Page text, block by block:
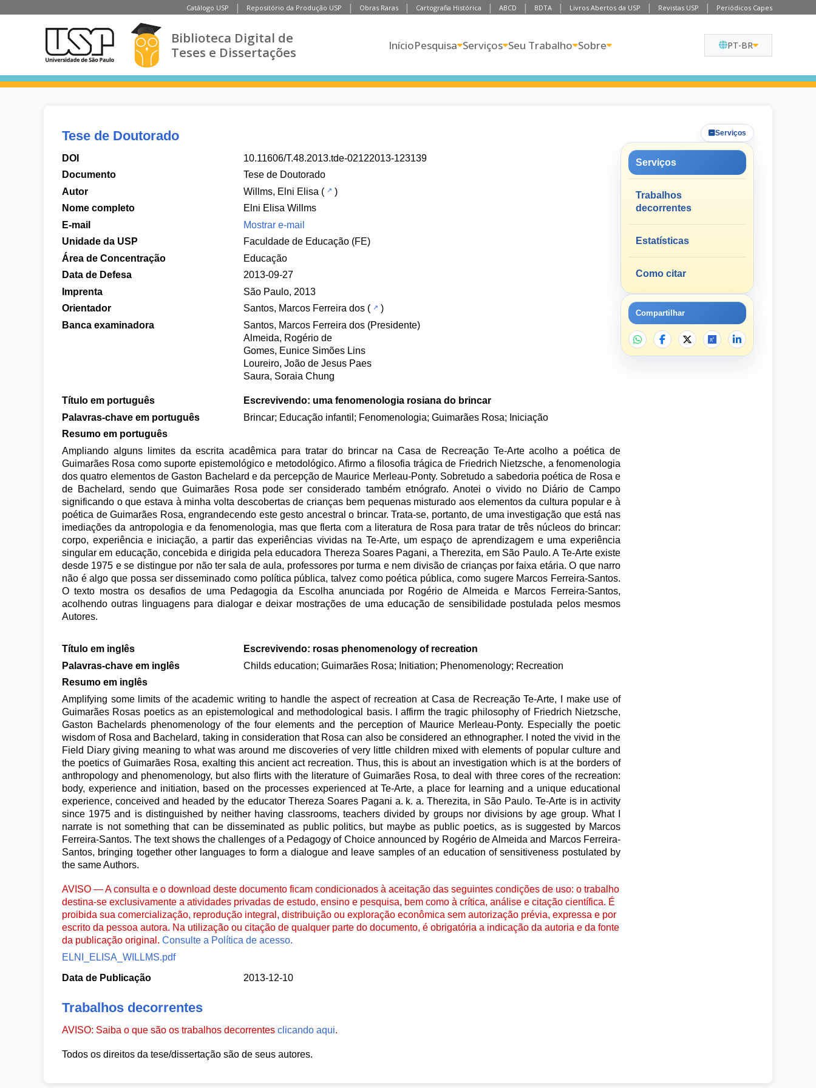
Catálogo USP Repositório da Produção USP Obras Raras Cartografia Histórica ABCD BDTA Livros Abertos da USP Revistas USP Periódicos Capes
Biblioteca Digital de
Teses e Dissertações
InícioPesquisa Serviços Seu Trabalho Sobre PT-BR
Tese de Doutorado
DOI
10.11606/T.48.2013.tde-02122013-123139
Documento
Tese de Doutorado
Autor
Willms, Elni Elisa (
)
Nome completo
Elni Elisa Willms
E-mail
Mostrar e-mail
Unidade da USP
Faculdade de Educação (FE)
Área de Concentração
Educação
Data de Defesa
2013-09-27
Imprenta
São Paulo, 2013
Orientador
Santos, Marcos Ferreira dos (
)
Banca examinadora
Santos, Marcos Ferreira dos (Presidente)
Almeida, Rogério de
Gomes, Eunice Simões Lins
Loureiro, João de Jesus Paes
Saura, Soraia Chung
Título em português
Escrevivendo: uma fenomenologia rosiana do brincar
Palavras-chave em português
Brincar; Educação infantil; Fenomenologia; Guimarães Rosa; Iniciação
Resumo em português
Ampliando alguns limites da escrita acadêmica para tratar do brincar na Casa de Recreação Te-Arte acolho a poética de
Guimarães Rosa como suporte epistemológico e metodológico. Afirmo a filosofia trágica de Friedrich Nietzsche, a fenomenologia
dos quatro elementos de Gaston Bachelard e da percepção de Maurice Merleau-Ponty. Sobretudo a sabedoria poética de Rosa e
de Bachelard, sendo que Guimarães Rosa pode ser considerado também etnógrafo. Anotei o vivido no Diário de Campo
significando o que estava à minha volta descobertas de crianças bem pequenas misturado aos elementos da cultura popular e à
poética de Guimarães Rosa, engrandecendo este gesto ancestral o brincar. Trata-se, portanto, de uma investigação que está nas
imediações da antropologia e da fenomenologia, mas que flerta com a literatura de Rosa para tratar de três núcleos do brincar:
corpo, experiência e iniciação, a partir das experiências vividas na Te-Arte, um espaço de aprendizagem e uma experiência
singular em educação, concebida e dirigida pela educadora Thereza Soares Pagani, a Therezita, em São Paulo. A Te-Arte existe
desde 1975 e se distingue por não ter sala de aula, professores por turma e nem divisão de crianças por faixa etária. O que narro
não é algo que possa ser disseminado como política pública, talvez como poética pública, como sugere Marcos Ferreira-Santos.
O texto mostra os desafios de uma Pedagogia da Escolha anunciada por Rogério de Almeida e Marcos Ferreira-Santos,
acolhendo outras linguagens para dialogar e deixar mostrações de uma educação de sensibilidade postulada pelos mesmos
Autores.
Título em inglês
Escrevivendo: rosas phenomenology of recreation
Palavras-chave em inglês
Childs education; Guimarães Rosa; Initiation; Phenomenology; Recreation
Resumo em inglês
Amplifying some limits of the academic writing to handle the aspect of recreation at Casa de Recreação Te-Arte, I make use of
Guimarães Rosas poetics as an epistemological and methodological basis. I affirm the tragic philosophy of Friedrich Nietzsche,
Gaston Bachelards phenomenology of the four elements and the perception of Maurice Merleau-Ponty. Especially the poetic
wisdom of Rosa and Bachelard, taking in consideration that Rosa can also be considered an ethnographer. I noted the vivid in the
Field Diary giving meaning to what was around me discoveries of very little children mixed with elements of popular culture and
the poetics of Guimarães Rosa, exalting this ancient act recreation. Thus, this is about an investigation which is at the borders of
anthropology and phenomenology, but also flirts with the literature of Guimarães Rosa, to deal with three cores of the recreation:
body, experience and initiation, based on the processes experienced at Te-Arte, a place for learning and a unique educational
experience, conceived and headed by the educator Thereza Soares Pagani a. k. a. Therezita, in São Paulo. Te-Arte is in activity
since 1975 and is distinguished by neither having classrooms, teachers divided by groups nor divisions by age group. What I
narrate is not something that can be disseminated as public politics, but maybe as public poetics, as is suggested by Marcos
Ferreira-Santos. The text shows the challenges of a Pedagogy of Choice announced by Rogério de Almeida and Marcos Ferreira-
Santos, bringing together other languages to form a dialogue and leave samples of an education of sensitiveness postulated by
the same Authors.
AVISO — A consulta e o download deste documento ficam condicionados à aceitação das seguintes condições de uso: o trabalho
destina-se exclusivamente a atividades privadas de estudo, ensino e pesquisa, bem como à crítica, análise e citação científica. É
proibida sua comercialização, reprodução integral, distribuição ou exploração econômica sem autorização prévia, expressa e por
escrito da pessoa autora. Na utilização ou citação de qualquer parte do documento, é obrigatória a indicação da autoria e da fonte
da publicação original. Consulte a Política de acesso.
ELNI_ELISA_WILLMS.pdf
Data de Publicação
2013-12-10
Trabalhos decorrentes
AVISO: Saiba o que são os trabalhos decorrentes clicando aqui.
Todos os direitos da tese/dissertação são de seus autores.
Serviços
Serviços
Trabalhos
decorrentes
Estatísticas
Como citar
Compartilhar